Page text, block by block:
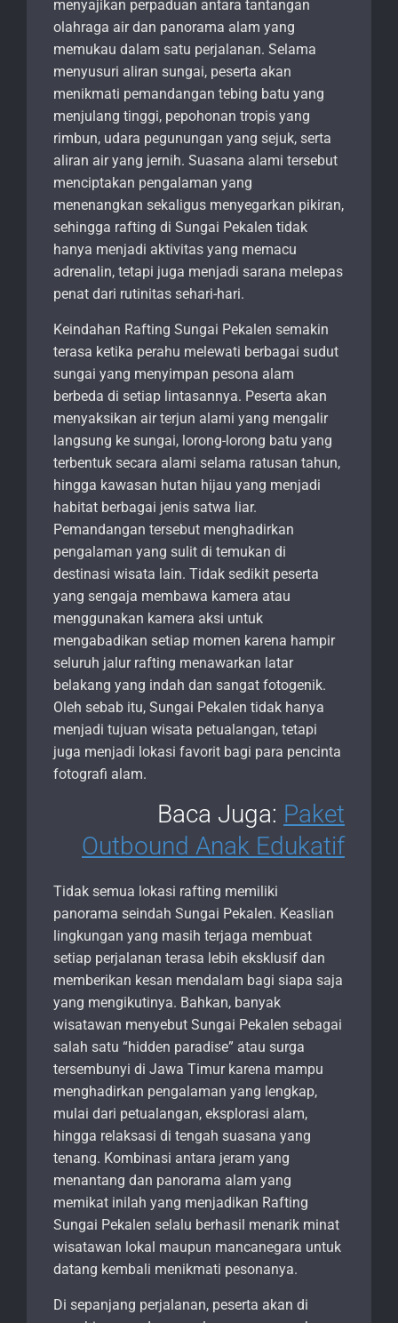
menyajikan perpaduan antara tantangan
olahraga air dan panorama alam yang
memukau dalam satu perjalanan. Selama
menyusuri aliran sungai, peserta akan
menikmati pemandangan tebing batu yang
menjulang tinggi, pepohonan tropis yang
rimbun, udara pegunungan yang sejuk, serta
aliran air yang jernih. Suasana alami tersebut
menciptakan pengalaman yang
menenangkan sekaligus menyegarkan pikiran,
sehingga rafting di Sungai Pekalen tidak
hanya menjadi aktivitas yang memacu
adrenalin, tetapi juga menjadi sarana melepas
penat dari rutinitas sehari-hari.
Keindahan Rafting Sungai Pekalen semakin
terasa ketika perahu melewati berbagai sudut
sungai yang menyimpan pesona alam
berbeda di setiap lintasannya. Peserta akan
menyaksikan air terjun alami yang mengalir
langsung ke sungai, lorong-lorong batu yang
terbentuk secara alami selama ratusan tahun,
hingga kawasan hutan hijau yang menjadi
habitat berbagai jenis satwa liar.
Pemandangan tersebut menghadirkan
pengalaman yang sulit di temukan di
destinasi wisata lain. Tidak sedikit peserta
yang sengaja membawa kamera atau
menggunakan kamera aksi untuk
mengabadikan setiap momen karena hampir
seluruh jalur rafting menawarkan latar
belakang yang indah dan sangat fotogenik.
Oleh sebab itu, Sungai Pekalen tidak hanya
menjadi tujuan wisata petualangan, tetapi
juga menjadi lokasi favorit bagi para pencinta
fotografi alam.
Baca Juga: Paket
Outbound Anak Edukatif
Tidak semua lokasi rafting memiliki
panorama seindah Sungai Pekalen. Keaslian
lingkungan yang masih terjaga membuat
setiap perjalanan terasa lebih eksklusif dan
memberikan kesan mendalam bagi siapa saja
yang mengikutinya. Bahkan, banyak
wisatawan menyebut Sungai Pekalen sebagai
salah satu “hidden paradise” atau surga
tersembunyi di Jawa Timur karena mampu
menghadirkan pengalaman yang lengkap,
mulai dari petualangan, eksplorasi alam,
hingga relaksasi di tengah suasana yang
tenang. Kombinasi antara jeram yang
menantang dan panorama alam yang
memikat inilah yang menjadikan Rafting
Sungai Pekalen selalu berhasil menarik minat
wisatawan lokal maupun mancanegara untuk
datang kembali menikmati pesonanya.
Di sepanjang perjalanan, peserta akan di